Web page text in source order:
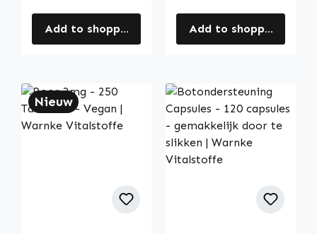
Add to shopping cart Add to shopping cart
Nieuw